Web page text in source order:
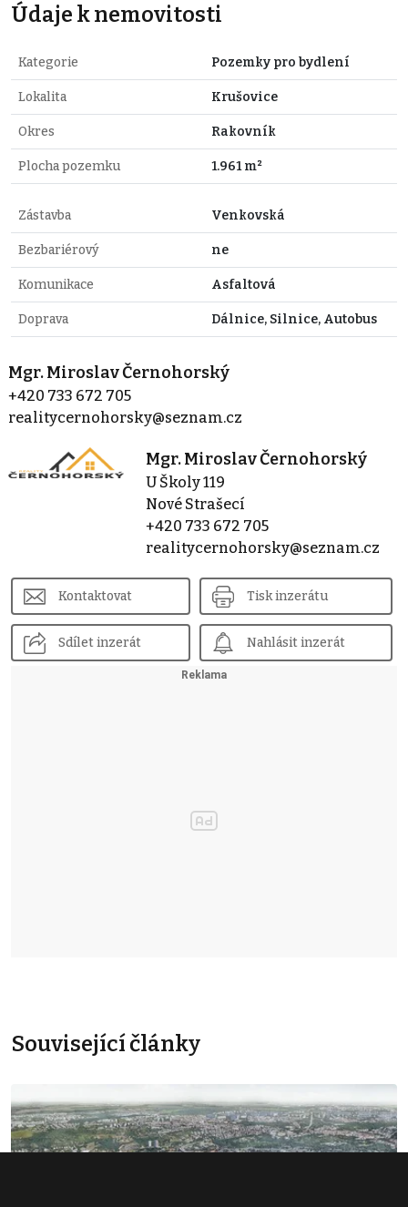
Údaje k nemovitosti
Kategorie Pozemky pro bydlení
Lokalita Krušovice
Okres Rakovník
Plocha pozemku 1.961 m²
Zástavba Venkovská
Bezbariérový ne
Komunikace Asfaltová
Doprava Dálnice, Silnice, Autobus
Mgr. Miroslav Černohorský
+420 733 672 705
realitycernohorsky@seznam.cz
Mgr. Miroslav Černohorský
U Školy 119
Nové Strašecí
+420 733 672 705
realitycernohorsky@seznam.cz
Kontaktovat Tisk inzerátu
Sdílet inzerát Nahlásit inzerát
Související články